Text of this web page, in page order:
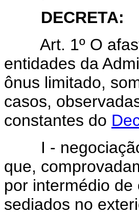
DECRETA:
Art. 1º O
entidades da
ônus limitado,
casos,
constantes do
I -
que,
por intermédio
sediados no